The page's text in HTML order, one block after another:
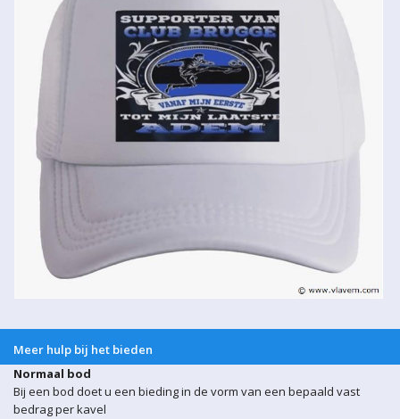
Meer hulp bij het bieden
Normaal bod
Bij een bod doet u een bieding in de vorm van een bepaald vast
bedrag per kavel